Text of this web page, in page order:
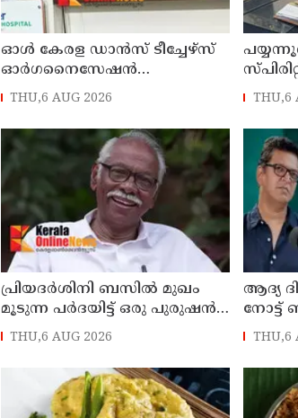
ഓൾ കേരള ഡാൻസ് ടീച്ചേഴ്സ്
ഓർഗനൈസേഷൻ
നൃത്തോത്സവ് - 2026 എട്ടിന്
THU,6 AUG 2026 THU,6
പ്രിയദർശിനി ബസിൽ മുഖം
മൂടുന്ന പർദയിട്ട് ഒരു പുരുഷൻ
കയറിയാൽ എങ്ങനെ
തിരിച്ചറിയുമെന്ന് എംഎൻ
THU,6 AUG 2026
ആദ്യ
നോട്ട്
THU,6